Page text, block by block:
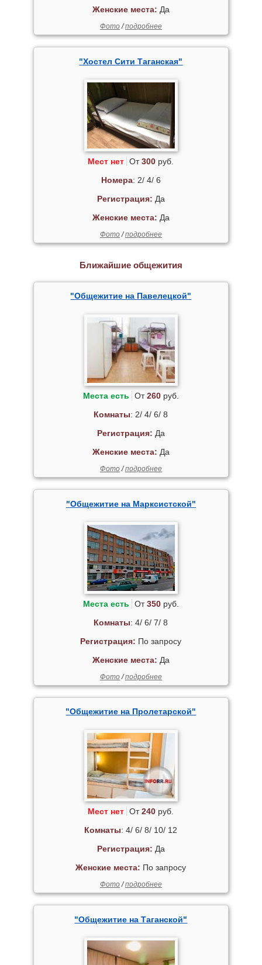
Женские места: Да
Фото/подробнее
"Хостел Сити Таганская"
Мест нет От300 руб.
Номера: 2/ 4/ 6
Регистрация: Да
Женские места: Да
Фото/подробнее
Ближайшие общежития
"Общежитие на Павелецкой"
Места есть От260руб.
Комнаты: 2/ 4/ 6/ 8
Регистрация: Да
Женские места: Да
Фото/подробнее
"Общежитие на Марксистской"
Места есть От350руб.
Комнаты: 4/ 6/ 7/ 8
Регистрация: По запросу
Женские места: Да
Фото/подробнее
"Общежитие на Пролетарской"
Мест нет От240 руб.
Комнаты: 4/ 6/ 8/ 10/ 12
Регистрация: Да
Женские места: По запросу
Фото/подробнее
"Общежитие на Таганской"